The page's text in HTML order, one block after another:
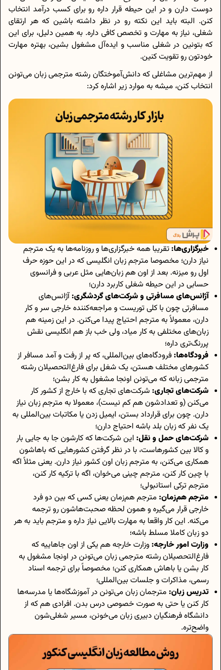
دوست دارن و در این حیطه قرار داره رو برای کسب درآمد انتخاب
کنن. البته باید این نکته رو در نظر داشته باشین که هر ارتقای
شغلی، نیاز به مهارت و تخصص کافی داره. به همین دلیل، برای این
که بتونین در شغلی مناسب و ایده‌آل مشغول بشین، بهتره مهارت
خودتون رو تقویت کنین.
از مهم‌ترین مشاغلی که دانش‌آموختگان رشته مترجمی زبان می‌تونن
انتخاب کنن، میشه به موارد زیر اشاره کرد:
خبرگزاری‌ها: تقریبا همه‌ خبرگزاری‌ها و روزنامه‌ها به یک مترجم
نیاز دارن؛ مخصوصا مترجم زبان انگلیسی که در این حوزه حرف
اول رو میزنه. بعد از اون هم زبان‌هایی مثل عربی و فرانسوی
حسابی در این حیطه شغلی کاربرد دارن؛
آژانس‌های مسافرتی و شرکت‌های گردشگری:آژانس‌های
مسافرتی چون با کلی توریست و مراجعه‌کننده‌ خارجی سر و کار
دارن، معمولاً به مترجم احتیاج پیدا می‌کنن. در این زمینه هم
زبان‌های مختلفی به کار میاد، ولی خب باز هم انگلیسی نقش
پررنگ‌تری داره؛
فرودگاه‌ها: فرودگاه‌های بین‌المللی، که پر از رفت و آمد مسافر از
کشورهای مختلف هستن، یک شغل برای فارغ‌التحصیلان رشته
مترجمی زبانه که می‌تونن اونجا مشغول به کار بشن؛
شرکت‌های تجاری: شرکت‌های تجاری که با خارج از کشور کار
می‌کنن (و تعدادشون هم کم نیست)، معمولا به مترجم زبان نیاز
دارن. چون برای قرارداد بستن، ایمیل زدن یا مکاتبات بین‌المللی به
یک نفر که زبان بلد باشه احتیاج دارن؛
شرکت‌های حمل و نقل: این شرکت‌ها که کارشون جا به‌ جایی بار
و کالا بین کشورهاست، با در نظر گرفتن کشورهایی که باهاشون
همکاری می‌کنن، به مترجم زبان اون کشور نیاز دارن. یعنی مثلاً اگه
با چین کار کنن، مترجم چینی می‌خوان، اگه با ترکیه کار کنن،
مترجم ترکی استانبولی؛
مترجم هم‌زمان: مترجم هم‌زمان یعنی کسی که بین دو فرد
خارجی قرار می‌گیره و همون لحظه صحبت‌هاشون رو ترجمه
می‌کنه. این کار واقعا به مهارت بالایی نیاز داره و مترجم باید به هر
دو زبان کاملا مسلط باشه؛
وزارت امور خارجه: وزارت خارجه هم یکی از اون جاهاییه که
فارغ‌التحصیلان رشته مترجمی زبان می‌تونن در اونجا مشغول به
کار بشن یا باهاش همکاری کنن؛ مخصوصاً برای ترجمه اسناد
رسمی، مذاکرات و جلسات بین‌المللی؛
تدریس زبان: مترجمان زبان می‌تونن در آموزشگاه‌ها یا مدرسه‌ها
کار کنن یا حتی به صورت خصوصی درس بدن. افرادی هم که از
دانشگاه فرهنگیان دبیری زبان می‌خونن، مسیر شغلی‌شون
واضح‌تره.